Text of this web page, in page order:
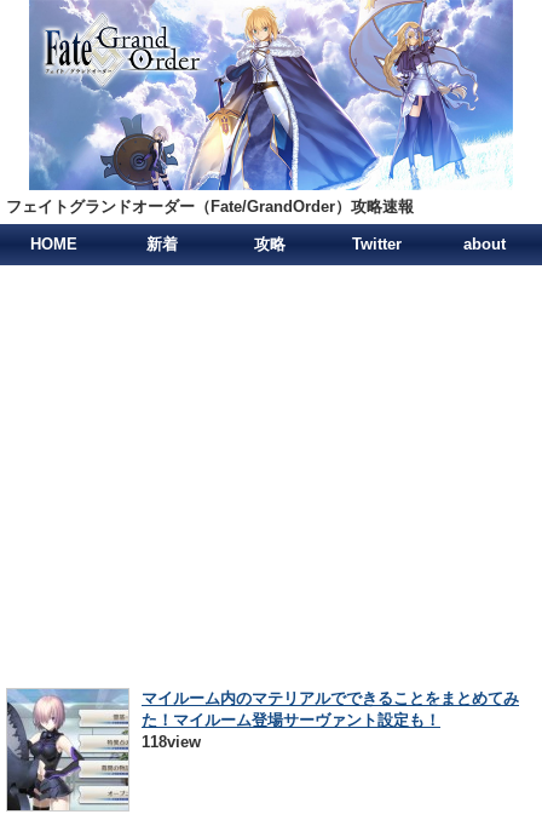
フェイトグランドオーダー（Fate/GrandOrder）攻略速報
HOME 新着 攻略 Twitter about
マイルーム内のマテリアルでできることをまとめてみ
た！マイルーム登場サーヴァント設定も！
118view